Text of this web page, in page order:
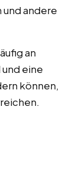
und andere
an
eine
können,